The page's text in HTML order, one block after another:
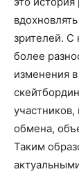
зрителей. С
более
изменения
обмена,
Таким